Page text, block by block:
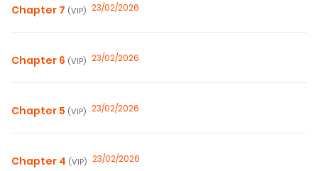
Chapter 7 (VIP) 23/02/2026
Chapter 6 (VIP) 23/02/2026
Chapter 5 (VIP) 23/02/2026
Chapter 4 (VIP) 23/02/2026